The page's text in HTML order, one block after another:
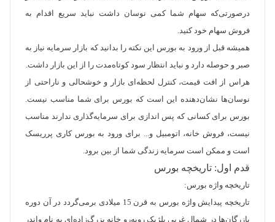
درصورتی‌که سهام شما کمی نوسان داشت نباید سریع اقدام به
فروش سهام خود کنید.
همیشه قبل از ورود به بورس این نکته را بدانید که بازار سرمایه نیاز به
صبر و حوصله دارد و نباید انتظار سود کوتاه‌مدت را از این بازار داشت.
هراس از افت قیمت، کنترل لحظه‌ای بازار و خوشحالی و ناراحتی از
نوسان‌ها نشان‌دهنده این است که بورس برای شما مناسب نیست.
بورس برای کسانی که پس اندازی برای سرمایه‌گذاری ندارند مناسب
نیست، فروش خانه، اتومبیل و... برای ورود به بورس کاری پرریسک
است و ممکن است سرمایه زندگی شما از بین برود.
قدم اول: تاریخچه بورس
تاریخچه واژه بورس:
تاریخچه پیدایش واژه بورس به قرن 15 میلادی برمی‌گردد در آن دوره
بازرگان‌ها در شمال غربی بلژیک روبه‌رو خانه بزرگ‌زاده‌ای به نام واندر